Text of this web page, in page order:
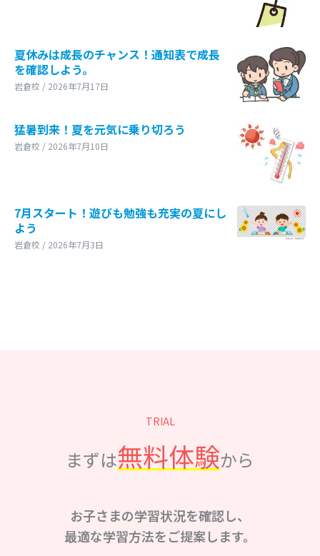
夏休みは成長のチャンス！通知表で成長
を確認しよう。
岩倉校 / 2026年7月17日
猛暑到来！夏を元気に乗り切ろう
岩倉校 / 2026年7月10日
7月スタート！遊びも勉強も充実の夏にし
よう
岩倉校 / 2026年7月3日
TRIAL
まずは無料体験から
お子さまの学習状況を確認し、
最適な学習方法をご提案します。